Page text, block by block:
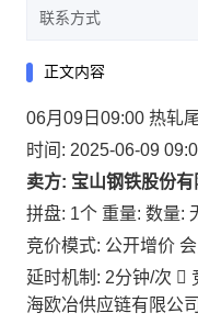
联系方式
正文内容
06月09日09:00 热轧
时间: 2025-06-09
卖方: 宝山钢铁股份有
拼盘: 1个 重量: 数量:
竞价模式: 公开增价
延时机制: 2分钟/次 
海欧冶供应链有限公司